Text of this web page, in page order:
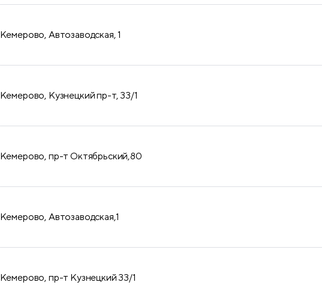
Кемерово, Автозаводская, 1
Кемерово, Кузнецкий пр-т, 33/1
​Кемерово, пр-т Октябрьский,80
​Кемерово, Автозаводская,1
​Кемерово, пр-т Кузнецкий 33/1